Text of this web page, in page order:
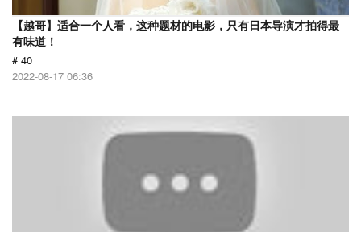
【越哥】适合一个人看，这种题材的电影，只有日本导演才拍得最
有味道！
# 40
2022-08-17 06:36